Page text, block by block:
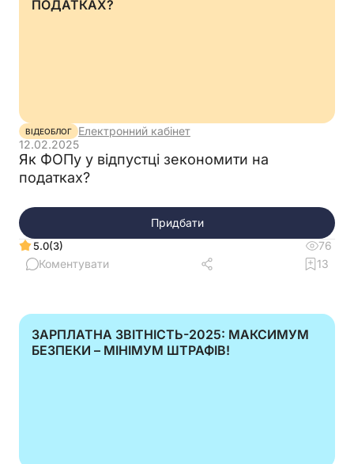
ПОДАТКАХ?
ВІДЕОБЛОГ
Електронний кабінет
12.02.2025
Як ФОПу у відпустці зекономити на
податках?
Придбати
5.0(3)
76
Коментувати
13
ЗАРПЛАТНА ЗВІТНІСТЬ-2025: МАКСИМУМ
БЕЗПЕКИ – МІНІМУМ ШТРАФІВ!